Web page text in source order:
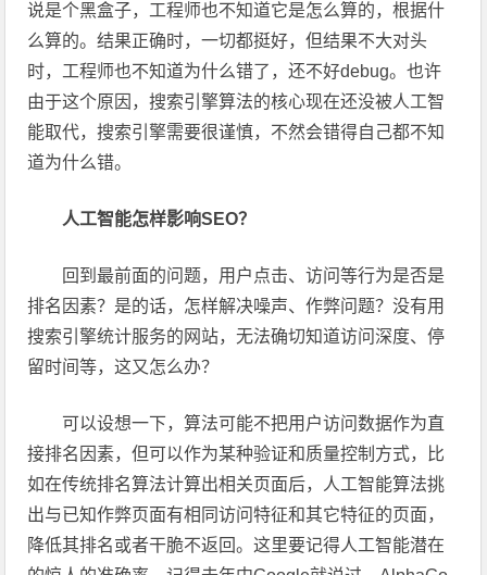
说是个黑盒子，工程师也不知道它是怎么算的，根据什
么算的。结果正确时，一切都挺好，但结果不大对头
时，工程师也不知道为什么错了，还不好debug。也许
由于这个原因，搜索引擎算法的核心现在还没被人工智
能取代，搜索引擎需要很谨慎，不然会错得自己都不知
道为什么错。
人工智能怎样影响SEO？
回到最前面的问题，用户点击、访问等行为是否是
排名因素？是的话，怎样解决噪声、作弊问题？没有用
搜索引擎统计服务的网站，无法确切知道访问深度、停
留时间等，这又怎么办？
可以设想一下，算法可能不把用户访问数据作为直
接排名因素，但可以作为某种验证和质量控制方式，比
如在传统排名算法计算出相关页面后，人工智能算法挑
出与已知作弊页面有相同访问特征和其它特征的页面，
降低其排名或者干脆不返回。这里要记得人工智能潜在